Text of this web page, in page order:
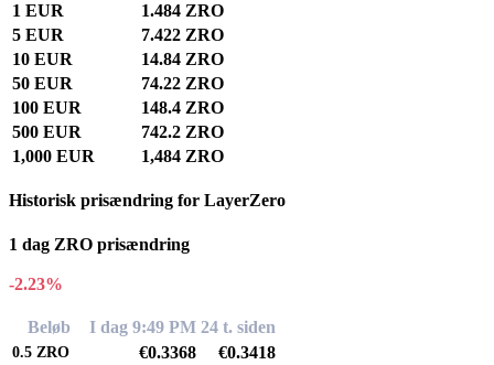
1 EUR
1.484 ZRO
5 EUR
7.422 ZRO
10 EUR
14.84 ZRO
50 EUR
74.22 ZRO
100 EUR
148.4 ZRO
500 EUR
742.2 ZRO
1,000 EUR
1,484 ZRO
Historisk prisændring for LayerZero
1 dag ZRO prisændring
-2.23%
Beløb I dag 9:49 PM 24 t. siden
0.5 ZRO €0.3368 €0.3418